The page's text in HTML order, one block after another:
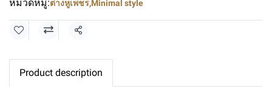
หมวดหมู่:ต่างหูเพชร,Minimal style
แชร์
Product description